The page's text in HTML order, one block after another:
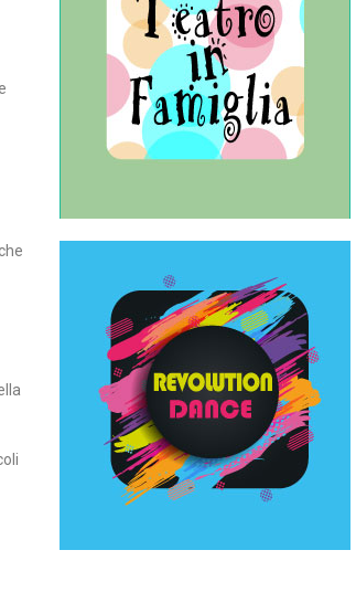
Teatro in famiglia
Teatro In Famiglia è una
rassegna di teatro concepita
per far condividere e godere
del teatro all’intera famiglia.
Revolution Dance
Rassegna di danza
contemporanea – I Edizione
Continua